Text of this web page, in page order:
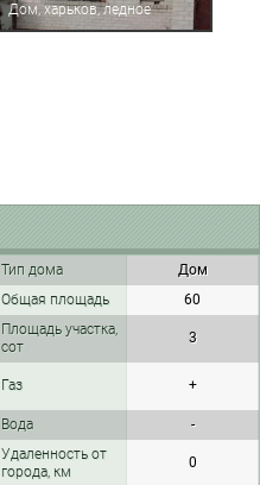
Дом, харьков, ледное
Тип дома
Дом
Общая площадь 60
Площадь участка,
сот
3
Газ +
Вода -
Удаленность от
города, км
0